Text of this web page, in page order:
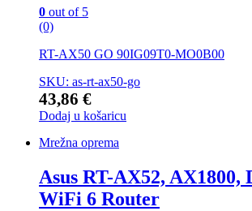
0 out of 5
(0)
RT-AX50 GO 90IG09T0-MO0B00
SKU: as-rt-ax50-go
43,86 €
Dodaj u košaricu
Mrežna oprema
Asus RT-AX52, AX1800,
WiFi 6 Router